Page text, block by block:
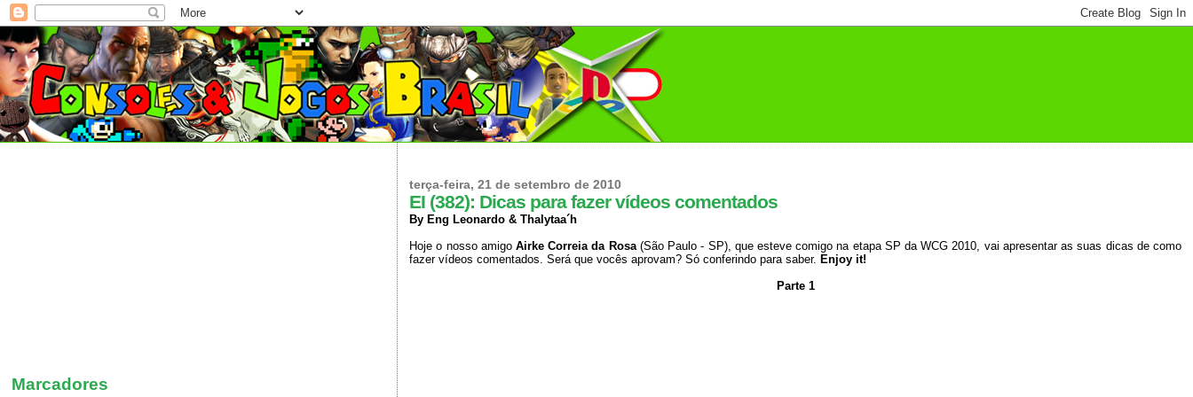
terça-feira, 21 de setembro de 2010
EI (382): Dicas para fazer vídeos comentados
By Eng Leonardo & Thalytaa´h
Hoje o nosso amigo Airke Correia da Rosa(São Paulo - SP), que esteve comigo na etapa SP da WCG 2010, vai apresentar as suas dicas de como
fazer vídeos comentados. Será que vocês aprovam? Só conferindo para saber. Enjoy it!
Parte 1
Marcadores